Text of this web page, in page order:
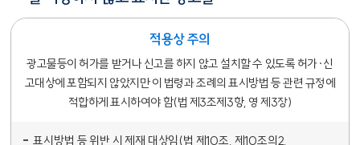
적용상 주의
광고물등이 허가를 받거나 신고를 하지 않고 설치할 수 있도록 허가·신
고대상에 포함되지 않았지만 이 법령과 조례의 표시방법 등 관련 규정에
적합하게 표시하여야 함(법 제3조제3항, 영 제3장)
표시방법 등 위반 시 제재 대상임(법 제10조, 제10조의2,